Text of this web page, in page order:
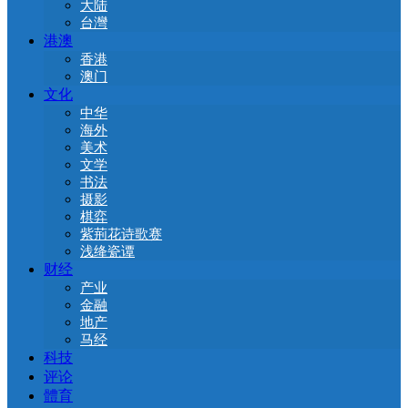
大陆
台灣
港澳
香港
澳门
文化
中华
海外
美术
文学
书法
摄影
棋弈
紫荊花诗歌赛
浅绛瓷谭
财经
产业
金融
地产
马经
科技
评论
體育